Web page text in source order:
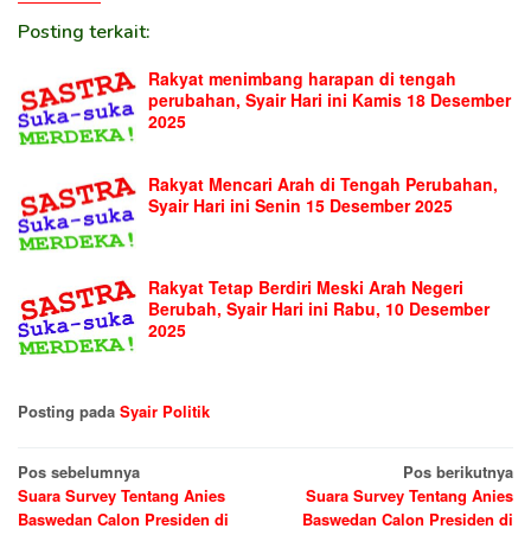
Posting terkait:
Rakyat menimbang harapan di tengah
perubahan, Syair Hari ini Kamis 18 Desember
2025
Rakyat Mencari Arah di Tengah Perubahan,
Syair Hari ini Senin 15 Desember 2025
Rakyat Tetap Berdiri Meski Arah Negeri
Berubah, Syair Hari ini Rabu, 10 Desember
2025
Posting pada Syair Politik
Navigasi
pos
Pos sebelumnya
Suara Survey Tentang Anies
Baswedan Calon Presiden di
Pos berikutnya
Suara Survey Tentang Anies
Baswedan Calon Presiden di